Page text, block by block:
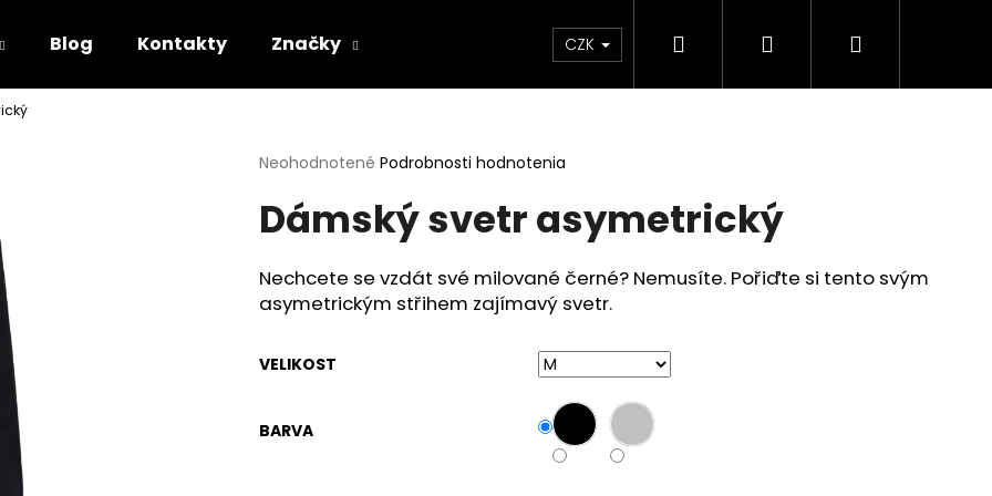
Blog Kontakty Značky CZK Hľadať PrihlásenieNákupný
Priemerné
produktu
je
z
5
hviezdičiek.
Neohodnotené Podrobnosti hodnotenia
Dámský svetr asymetrický
Nechcete se vzdát své milované černé? Nemusíte. Pořiďte si tento svým
asymetrickým střihem zajímavý svetr.
VELIKOST
BARVA
Čo potrebujete nájsť?
HĽADAŤ
ČERVENÁ PUNTÍKOVANÁ SUKNĚ